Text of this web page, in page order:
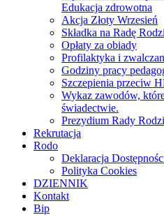
Edukacja zdrowotna
Akcja Złoty Wrzesień
Składka na Radę
Opłaty za obiady
Profilaktyka i
Godziny pracy
Szczepienia przeciw
Wykaz zawodów,
świadectwie.
Prezydium Rady
Rekrutacja
Rodo
Deklaracja
Polityka Cookies
DZIENNIK
Kontakt
Bip